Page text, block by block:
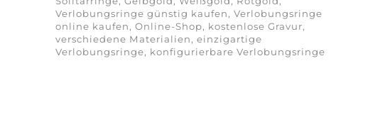
Verlobungsringe günstig kaufen, Verlobungsringe
online kaufen, Online-Shop, kostenlose Gravur,
verschiedene Materialien, einzigartige
Verlobungsringe, konfigurierbare Verlobungsringe